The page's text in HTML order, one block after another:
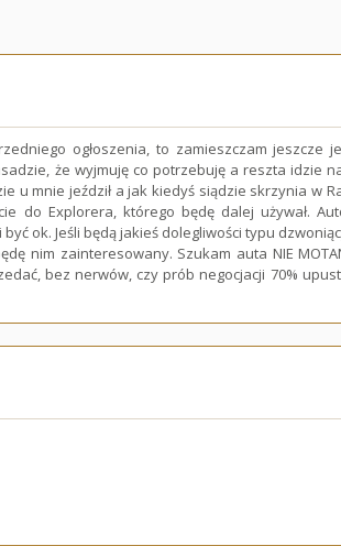
ogłoszenia, to zamieszczam jeszcze
że wyjmuję co potrzebuję a reszta idzie
u mnie jeździł a jak kiedyś siądzie skrzynia w
do Explorera, którego będę dalej używał.
ok. Jeśli będą jakieś dolegliwości typu
nim zainteresowany. Szukam auta NIE
bez nerwów, czy prób negocjacji 70%